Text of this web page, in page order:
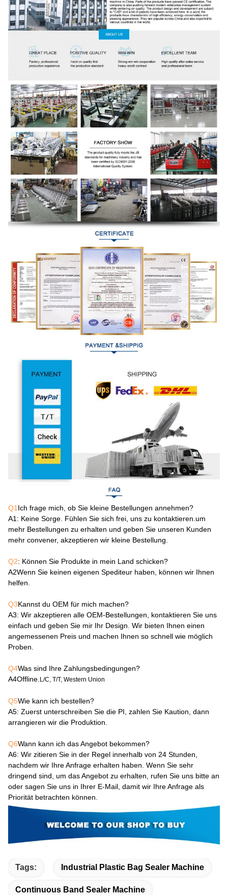
Q1 Ich frage mich, ob Sie kleine Bestellungen annehmen?
A1 : Keine Sorge. Fühlen Sie sich frei, uns zu kontaktieren.um
mehr Bestellungen zu erhalten und geben Sie unseren Kunden
mehr convener, akzeptieren wir kleine Bestellung.
Q2: Können Sie Produkte in mein Land schicken?
A2Wenn Sie keinen eigenen Spediteur haben, können wir Ihnen
helfen.
Q3Kannst du OEM für mich machen?
A3: Wir akzeptieren alle OEM-Bestellungen, kontaktieren Sie uns
einfach und geben Sie mir Ihr Design. Wir bieten Ihnen einen
angemessenen Preis und machen Ihnen so schnell wie möglich
Proben.
Q4Was sind Ihre Zahlungsbedingungen?
A4Offline. L/C, T/T, Western Union
Q5Wie kann ich bestellen?
A5: Zuerst unterschreiben Sie die PI, zahlen Sie Kaution, dann
arrangieren wir die Produktion.
Q6Wann kann ich das Angebot bekommen?
A6: Wir zitieren Sie in der Regel innerhalb von 24 Stunden,
nachdem wir Ihre Anfrage erhalten haben. Wenn Sie sehr
dringend sind, um das Angebot zu erhalten, rufen Sie uns bitte an
oder sagen Sie uns in Ihrer E-Mail, damit wir Ihre Anfrage als
Priorität betrachten können.
Tags: Industrial Plastic Bag Sealer Machine
Continuous Band Sealer Machine